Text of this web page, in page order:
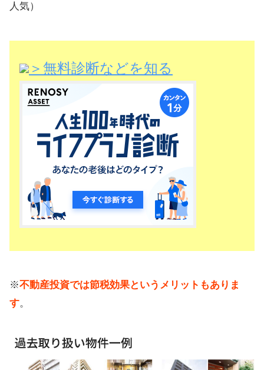
人気）
＞無料診断などを知る
※不動産投資では節税効果というメリットもありま
す。